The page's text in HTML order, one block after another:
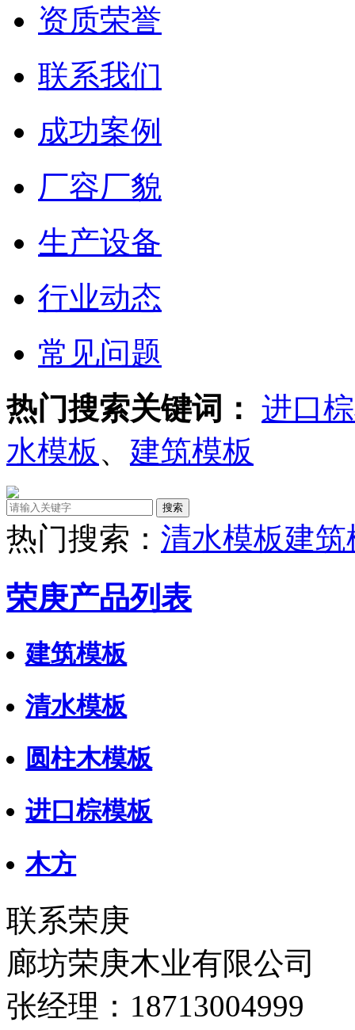
资质荣誉
联系我们
成功案例
厂容厂貌
生产设备
行业动态
常见问题
热门搜索关键词： 进口
水模板 、 建筑模板
热门搜索： 清水模板建筑
荣庚产品列表
建筑模板
清水模板
圆柱木模板
进口棕模板
木方
联系荣庚
廊坊荣庚木业有限公司
张经理：18713004999